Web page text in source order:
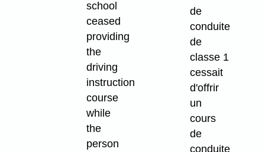
school
ceased
providing
the
driving
instruction
course
while
the
person
de
conduite
de
classe 1
cessait
d'offrir
un
cours
de
conduite